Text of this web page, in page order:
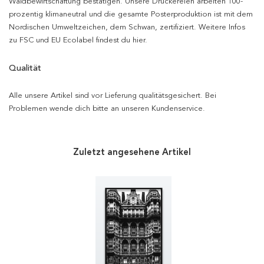
prozentig klimaneutral und die gesamte Posterproduktion ist mit dem
Nordischen Umweltzeichen, dem Schwan, zertifiziert. Weitere Infos
zu FSC und EU Ecolabel findest du hier.
Qualität
Alle unsere Artikel sind vor Lieferung qualitätsgesichert. Bei
Problemen wende dich bitte an unseren Kundenservice.
Zuletzt angesehene Artikel